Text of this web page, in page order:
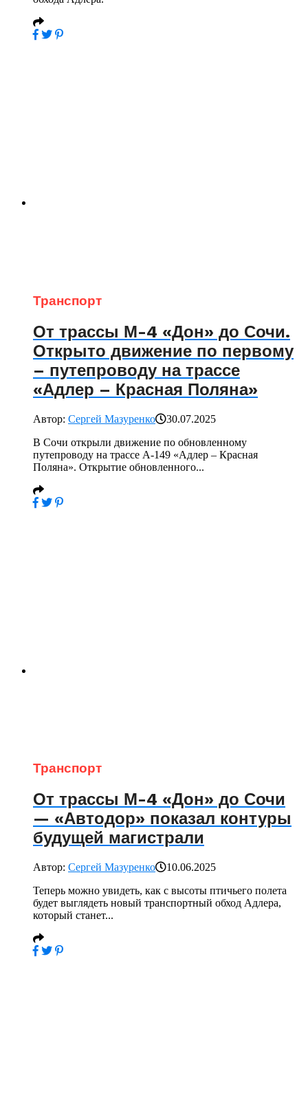
Транспорт
От трассы М-4 «Дон» до Сочи.
Открыто движение по первому
– путепроводу на трассе
«Адлер – Красная Поляна»
Автор: Сергей Мазуренко
30.07.2025
В Сочи открыли движение по обновленному
путепроводу на трассе А-149 «Адлер – Красная
Поляна». Открытие обновленного...
Транспорт
От трассы М-4 «Дон» до Сочи
— «Автодор» показал контуры
будущей магистрали
Автор: Сергей Мазуренко
10.06.2025
Теперь можно увидеть, как с высоты птичьего полета
будет выглядеть новый транспортный обход Адлера,
который станет...